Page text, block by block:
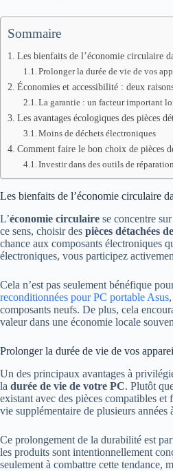
Sommaire
Les bienfaits de l’économie circulaire
Prolonger la durée de vie de vos
Économies et accessibilité : deux
La garantie : un facteur important
Les avantages écologiques des pièces
Moins de déchets électroniques
Comment faire le bon choix de pièces
Investir dans des outils de réparation
Les bienfaits de l’économie circulaire
L’économie circulaire se concentre
ce sens, choisir des pièces détachées
chance aux composants électroniques
électroniques, vous participez
Cela n’est pas seulement bénéfique
reconditionnées pour PC portable Asus
composants neufs. De plus, cela
valeur dans une économie locale
Prolonger la durée de vie de vos
Un des principaux avantages à
la durée de vie de votre PC. Plutôt
existant avec des pièces compatibles
vie supplémentaire de plusieurs années
Ce prolongement de la durabilité est
les produits sont intentionnellement
seulement à combattre cette tendance,